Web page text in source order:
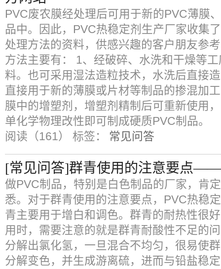
PVC废农膜经处理后可用于新的PVC薄膜
品中。因此，PVC热稳定剂生产厂家收集
处理方法的资料，供感兴趣的客户朋友参
方法主要有： 1、经破碎、水洗和干燥等
料。也可采用湿法造粒技术，水洗后直接
直接用于新的薄膜或片材等制品的掺混加
膜中的增塑剂，增塑剂精制后可重新使用
单化学物理改性即可制成硬质PVC制品。
阅读（161） 标签： 常见问答
[常见问答]群青使用的注意要点
做PVC制品，特别是白色制品的厂家，肯
悉。对于群青使用的注意要点，PVC热稳
青主要用于增白和调色。群青的耐热性很
用时，需要注意的就是群青耐酸性不足的
分解出氯化氢，一旦混合不均匀，很易使
分解变色，并生成游离硫，进而与铅盐稳